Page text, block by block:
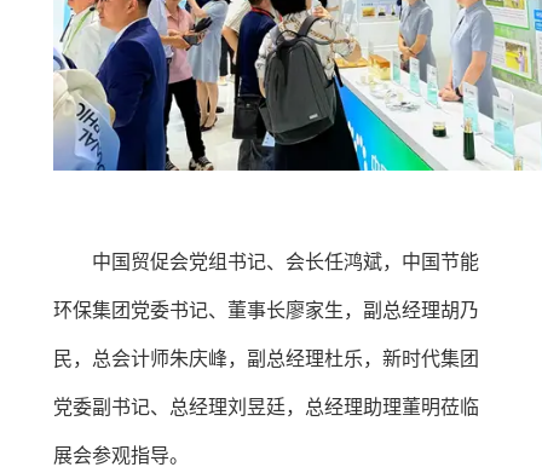
中国贸促会党组书记、会长任鸿斌，中国节能
环保集团党委书记、董事长廖家生，副总经理胡乃
民，总会计师朱庆峰，副总经理杜乐，新时代集团
党委副书记、总经理刘昱廷，总经理助理董明莅临
展会参观指导。